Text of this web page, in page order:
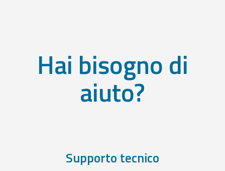
Hai bisogno di
aiuto?
Supporto tecnico